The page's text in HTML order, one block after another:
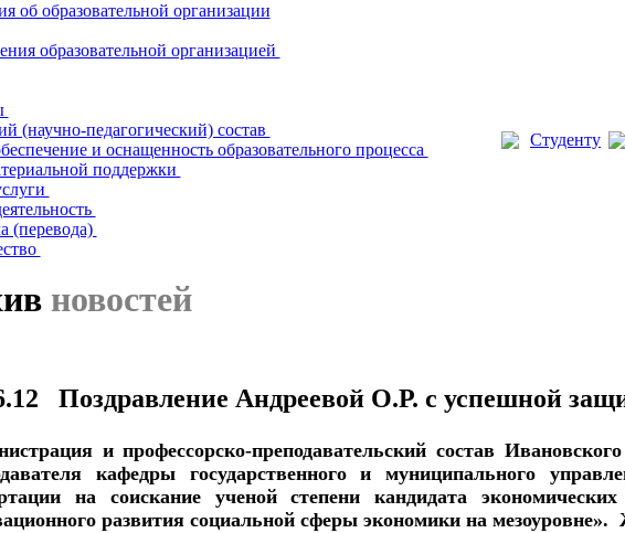
об образовательной организации
образовательной организацией
(научно-педагогический) состав
и оснащенность образовательного процесса
поддержки
(перевода)
Студенту
новостей
Поздравление Андреевой О.Р. с успешной
и профессорско-преподавательский состав
кафедры государственного и муниципального
на соискание ученой степени кандидата
развития социальной сферы экономики на